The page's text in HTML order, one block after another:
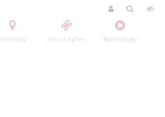
Контакты Купить билет Трансляции